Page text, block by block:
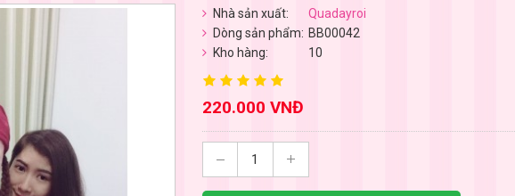
Nhà sản xuất:
Quadayroi
Dòng sản phẩm: BB00042
Kho hàng:
10
220.000 VNĐ